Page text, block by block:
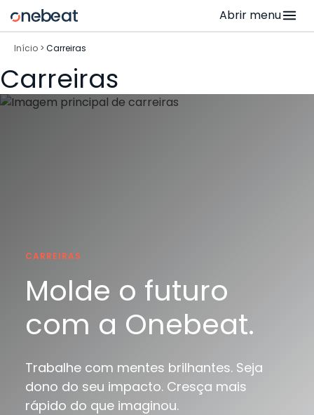
to
content
Abrir menu
Início > Carreiras
Carreiras
CARREIRAS
Molde o futuro
com a Onebeat.
Trabalhe com mentes brilhantes. Seja
dono do seu impacto. Cresça mais
rápido do que imaginou.